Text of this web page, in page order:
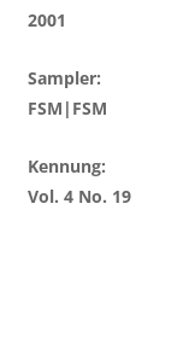
2001
Sampler:
FSM|FSM
Kennung:
Vol. 4 No. 19